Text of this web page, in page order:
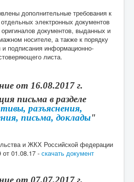
дополнительные требования к
электронных документов
документов, выданных и
носителе, а также к порядку
подписания информационно-
листа.
от 16.08.2017 г.
письма в разделе
разъяснения,
письма, доклады"
и ЖКХ Российской федерации
01.08.17 - скачать документ
от 07.07.2017 г.